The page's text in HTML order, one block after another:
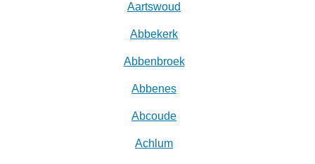
Aartswoud
Abbekerk
Abbenbroek
Abbenes
Abcoude
Achlum